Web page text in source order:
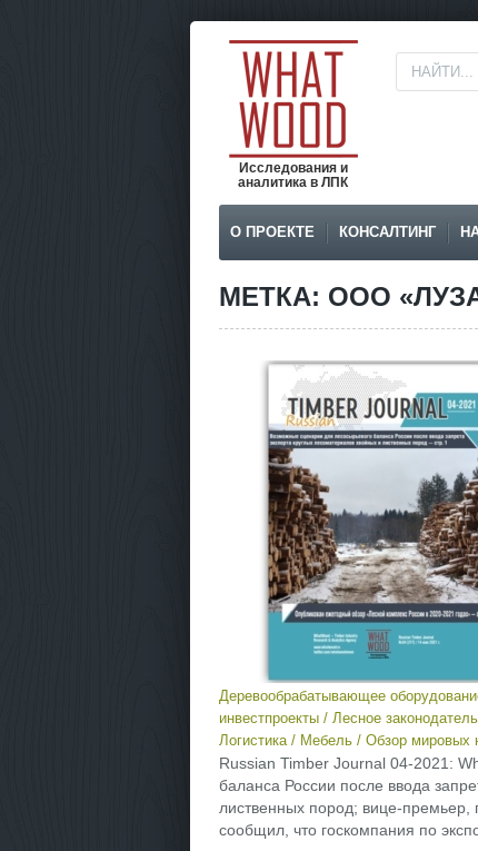
Исследования и
аналитика в ЛПК
О ПРОЕКТЕ КОНСАЛТИНГ
МЕТКА: ООО
Деревообрабатывающее
инвестпроекты/ Лесное
Логистика/ Мебель/ Обзор мировых
Russian Timber Journal 04-2021:
баланса России после ввода
лиственных пород; вице-
сообщил, что госкомпания по